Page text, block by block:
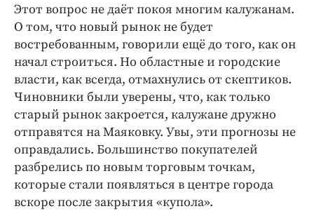
Этот вопрос не даёт покоя многим калужанам.
О том, что новый рынок не будет
востребованным, говорили ещё до того, как он
начал строиться. Но областные и городские
власти, как всегда, отмахнулись от скептиков.
Чиновники были уверены, что, как только
старый рынок закроется, калужане дружно
отправятся на Маяковку. Увы, эти прогнозы не
оправдались. Большинство покупателей
разбрелись по новым торговым точкам,
которые стали появляться в центре города
вскоре после закрытия «купола».